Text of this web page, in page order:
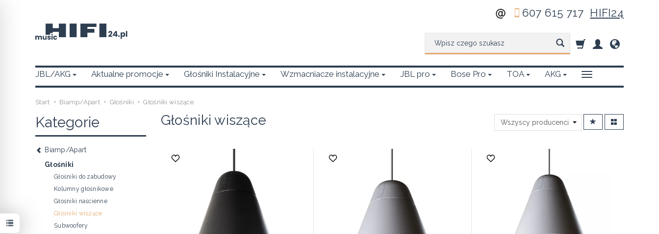
607 615 717 HIFI24
JBL/AKG Aktualne promocje Głośniki Instalacyjne Wzmacniacze instalacyjne JBL pro Bose Pro TOA AKG
Start Biamp/Apart Głośniki Głośniki wiszące
Głośniki wiszące
Kategorie
Biamp/Apart
Głośniki
Głośniki do zabudowy
Kolumny głośnikowe
Głośniki naścienne
Głośniki wiszące
Subwoofery